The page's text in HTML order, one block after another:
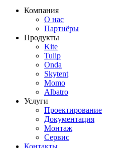
Компания
О нас
Партнёры
Продукты
Kite
Tulip
Onda
Skytent
Momo
Albatro
Услуги
Проектирование
Документация
Монтаж
Сервис
Контакты